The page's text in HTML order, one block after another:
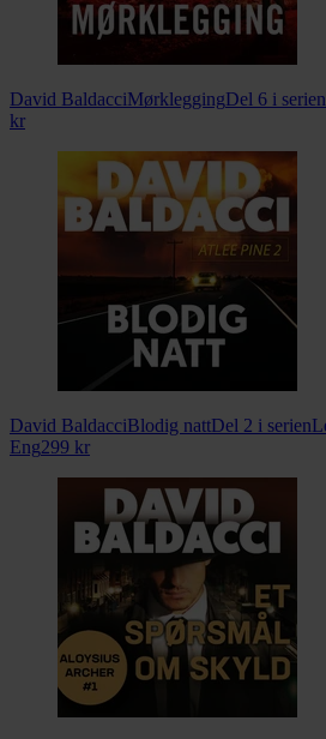
David BaldacciMørkleggingDel 6 i serien
kr
David BaldacciBlodig nattDel 2 i serien
Eng299 kr